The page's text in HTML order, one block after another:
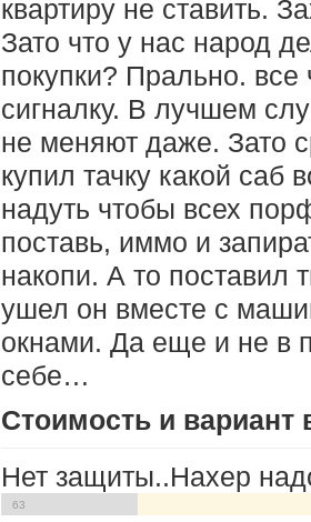
квартиру не ставить.
Зато что у нас народ
покупки? Прально. все
сигналку. В лучшем
не меняют даже. Зато
купил тачку какой саб
надуть чтобы всех
поставь, иммо и
накопи. А то поставил
ушел он вместе с
окнами. Да еще и не в
себе…
Стоимость и
Нет защиты..Нахер
63